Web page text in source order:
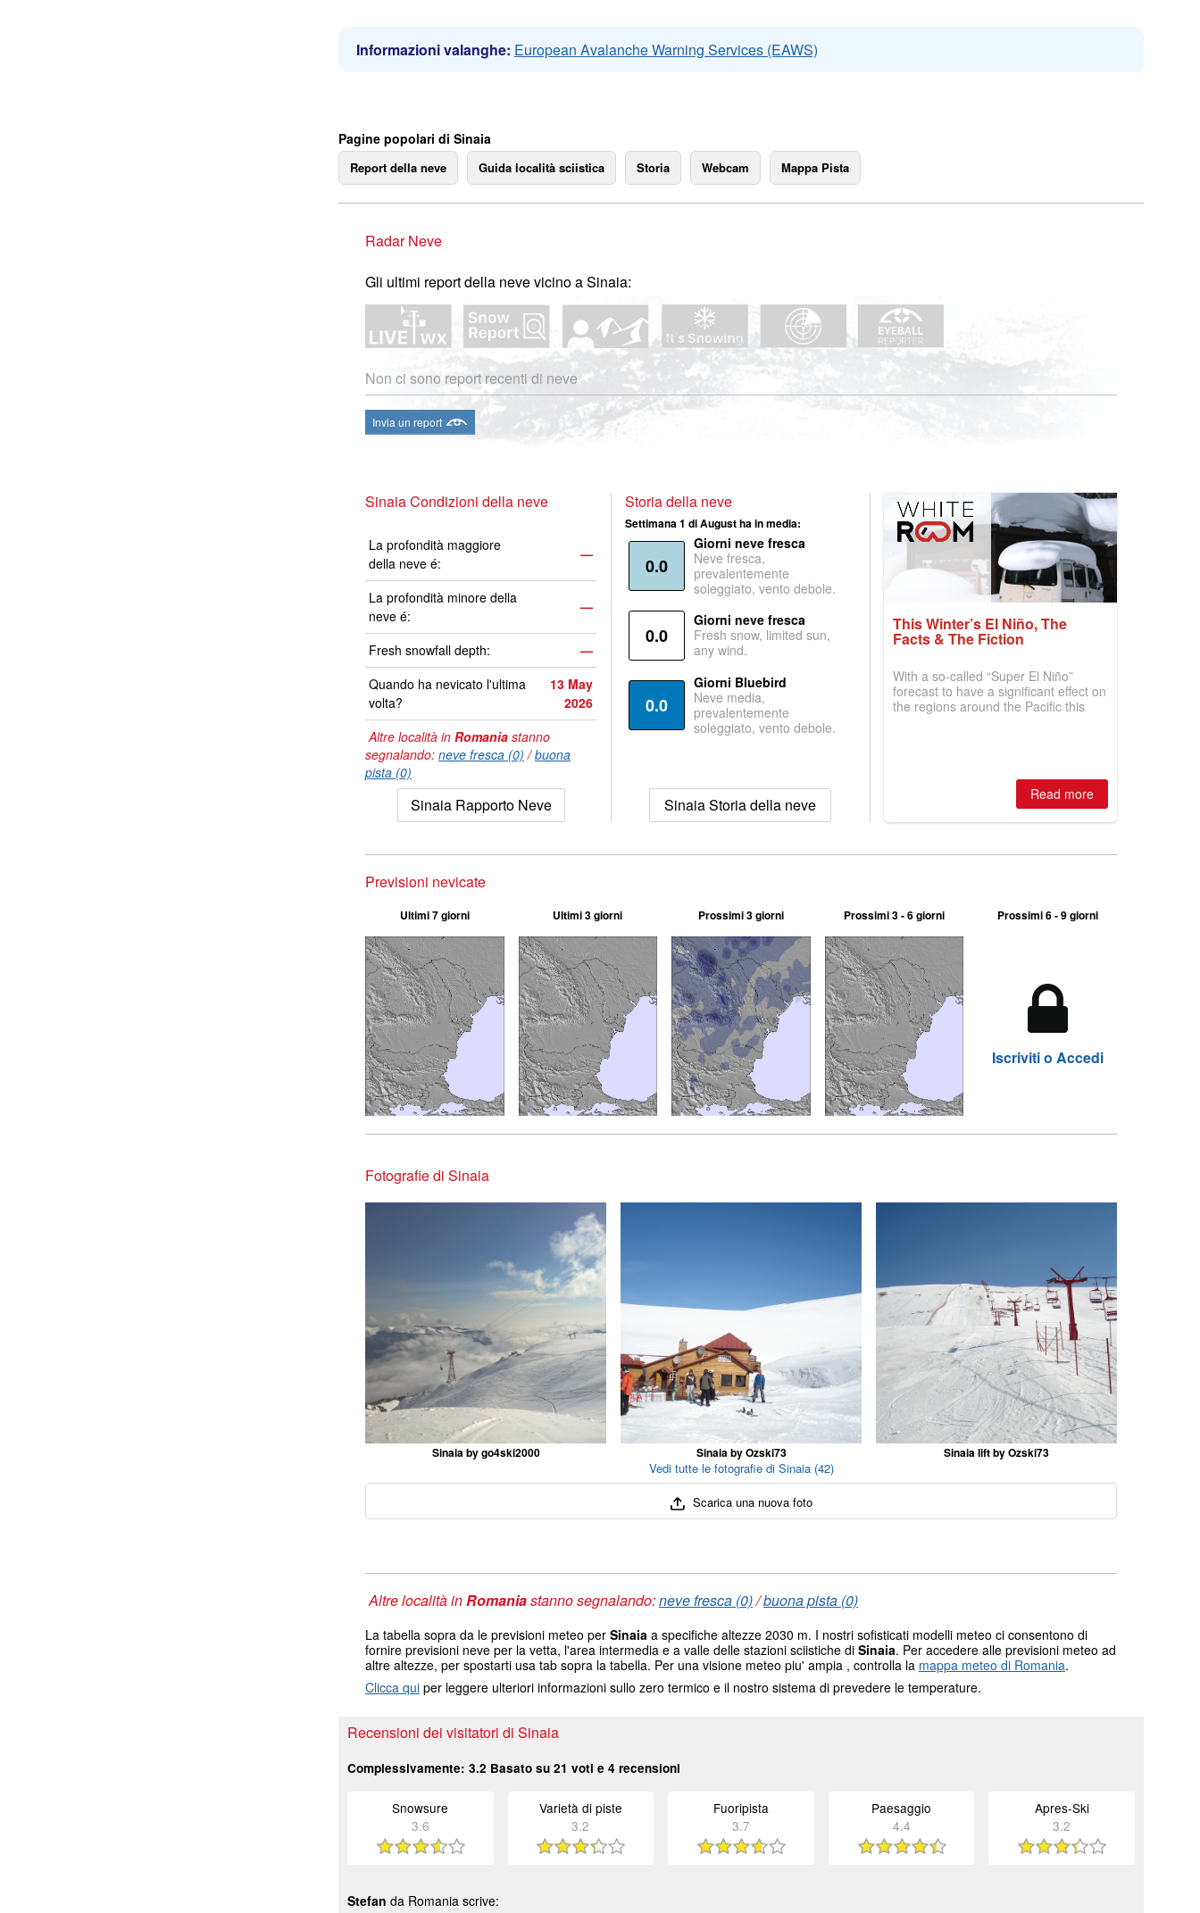
Informazioni valanghe: European Avalanche Warning Services (EAWS)
Pagine popolari di Sinaia
Report della neve Guida località sciistica Storia Webcam Mappa Pista
Radar Neve
Gli ultimi report della neve vicino a Sinaia:
Non ci sono report recenti di neve
Invia un report
Sinaia Condizioni della neve
La profondità maggiore
della neve é:
—
La profondità minore della
neve é:
—
Fresh snowfall depth:
—
Quando ha nevicato l'ultima
volta?
13 May
2026
Altre località in Romania stanno
segnalando: neve fresca (0) /buona
pista (0)
Sinaia Rapporto Neve
Storia della neve
Settimana 1 di August ha in media:
0.0
Giorni neve fresca
Neve fresca,
prevalentemente
soleggiato, vento debole.
0.0
Giorni neve fresca
Fresh snow, limited sun,
any wind.
0.0
Giorni Bluebird
Neve media,
prevalentemente
soleggiato, vento debole.
Sinaia Storia della neve
This Winter’s El Niño, The
Facts & The Fiction
With a so-called “Super El Niño”
forecast to have a significant effect on
the regions around the Pacific this
Read more
Previsioni nevicate
Ultimi 7 giorni Ultimi 3 giorni Prossimi 3 giorni Prossimi 3 - 6 giorni Prossimi 6 - 9 giorni
Iscriviti o Accedi
Fotografie di Sinaia
Sinaia by go4ski2000 Sinaia by Ozski73 Sinaia lift by Ozski73
Vedi tutte le fotografie di Sinaia (42)
Scarica una nuova foto
Altre località inRomaniastanno segnalando:neve fresca (0)/buona pista (0)
La tabella sopra da le previsioni meteo per Sinaia a specifiche altezze 2030 m. I nostri sofisticati modelli meteo ci consentono di
fornire previsioni neve per la vetta, l'area intermedia e a valle delle stazioni sciistiche di Sinaia. Per accedere alle previsioni meteo ad
altre altezze, per spostarti usa tab sopra la tabella. Per una visione meteo piu' ampia , controlla la mappa meteo di Romania.
Clicca qui per leggere ulteriori informazioni sullo zero termico e il nostro sistema di prevedere le temperature.
Recensioni dei visitatori di Sinaia
Complessivamente: 3.2 Basato su 21 voti e 4 recensioni
Snowsure
3.6
Varietà di piste
3.2
Fuoripista
3.7
Paesaggio
4.4
Apres-Ski
3.2
Stefan da Romania scrive: